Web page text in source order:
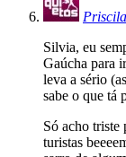
Silvia, eu
Gaúcha para
leva a sério
sabe o que tá
Só acho triste
turistas